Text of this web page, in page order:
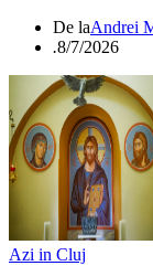
De laAndrei
.8/7/2026
Azi in Cluj